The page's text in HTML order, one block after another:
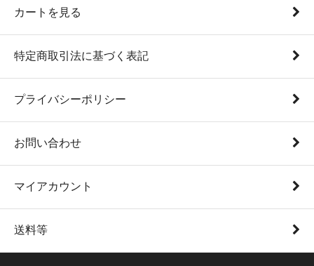
カートを見る
特定商取引法に基づく表記
プライバシーポリシー
お問い合わせ
マイアカウント
送料等